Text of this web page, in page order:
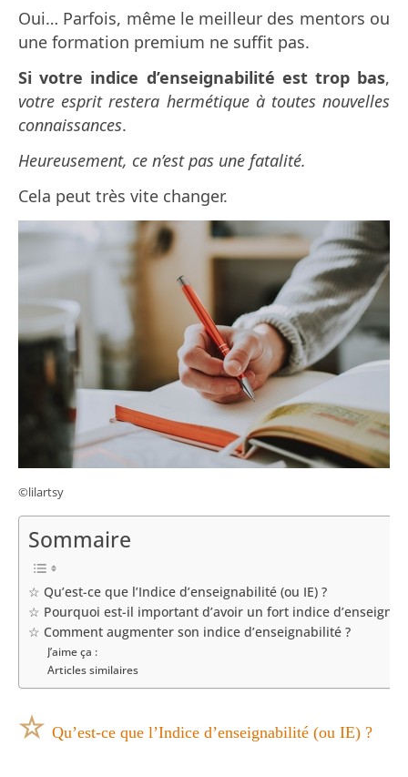
Oui… Parfois, même le meilleur des mentors ou
une formation premium ne suffit pas.
Si votre indice d’enseignabilité est trop bas,
votre esprit restera hermétique à toutes nouvelles
connaissances.
Heureusement, ce n’est pas une fatalité.
Cela peut très vite changer.
©lilartsy
Sommaire
☆ Qu’est-ce que l’Indice d’enseignabilité (ou IE) ?
☆ Pourquoi est-il important d’avoir un fort indice
☆ Comment augmenter son indice d’enseignabilité ?
J’aime ça :
Articles similaires
☆ Qu’est-ce que l’Indice d’enseignabilité (ou IE) ?